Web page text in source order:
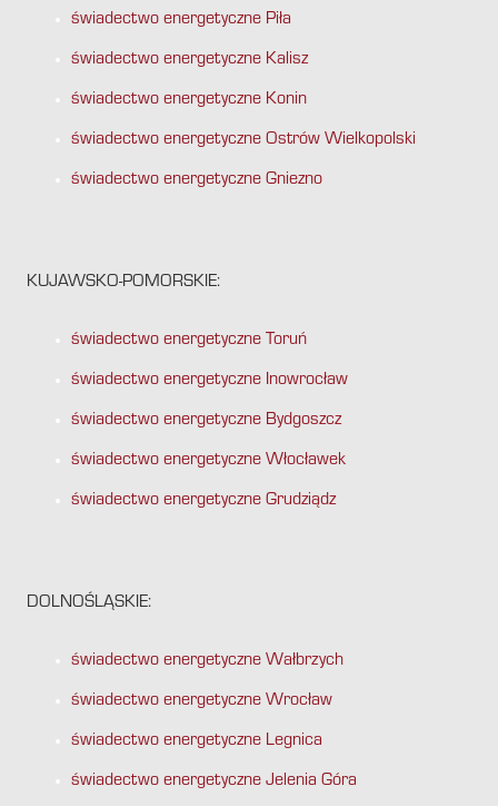
świadectwo energetyczne Piła
świadectwo energetyczne Kalisz
świadectwo energetyczne Konin
świadectwo energetyczne Ostrów Wielkopolski
świadectwo energetyczne Gniezno
KUJAWSKO-POMORSKIE:
świadectwo energetyczne Toruń
świadectwo energetyczne Inowrocław
świadectwo energetyczne Bydgoszcz
świadectwo energetyczne Włocławek
świadectwo energetyczne Grudziądz
DOLNOŚLĄSKIE:
świadectwo energetyczne Wałbrzych
świadectwo energetyczne Wrocław
świadectwo energetyczne Legnica
świadectwo energetyczne Jelenia Góra